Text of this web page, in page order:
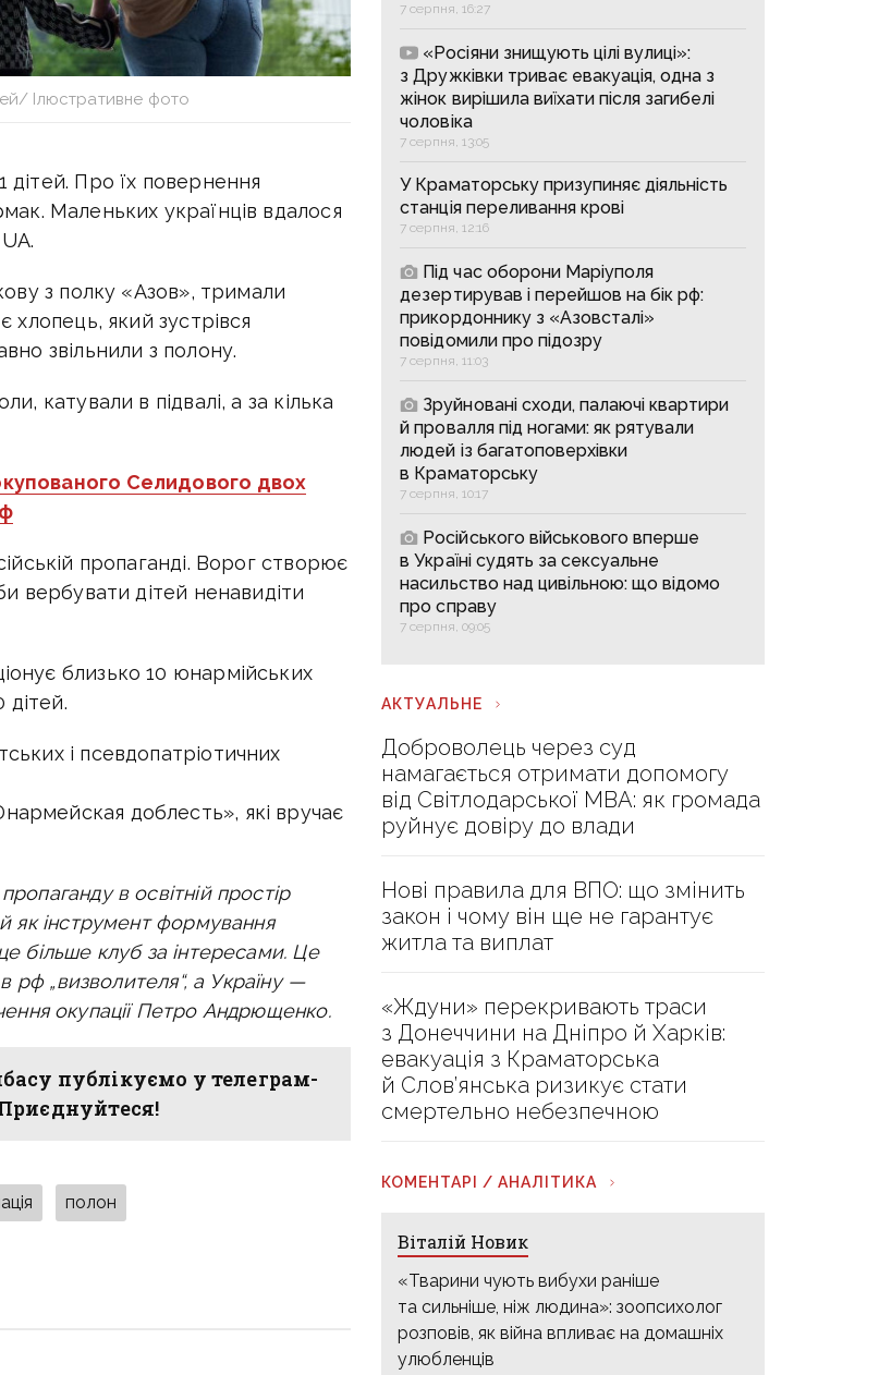
Ілюстративне фото
дітей. Про їх повернення
Маленьких українців вдалося
з полку «Азов», тримали
який зустрівся
звільнили з полону.
катували в підвалі, а за кілька
Селидового двох
пропаганді. Ворог створює
вербувати дітей ненавидіти
близько 10 юнармійських
дітей.
і псевдопатріотичних
доблесть», які вручає
в освітній простір
як інструмент формування
більше клуб за інтересами. Це
рф „визволителя“, а Україну —
окупації Петро Андрющенко.
публікуємо у телеграм-
полон
7 серпня, 16:27
«Росіяни знищують цілі вулиці»:
з Дружківки триває евакуація, одна з
жінок вирішила виїхати після загибелі
чоловіка
7 серпня, 13:05
У Краматорську призупиняє діяльність
станція переливання крові
7 серпня, 12:16
Під час оборони Маріуполя
дезертирував і перейшов на бік рф:
прикордоннику з «Азовсталі»
повідомили про підозру
7 серпня, 11:03
Зруйновані сходи, палаючі квартири
й провалля під ногами: як рятували
людей із багатоповерхівки
в Краматорську
7 серпня, 10:17
Російського військового вперше
в Україні судять за сексуальне
насильство над цивільною: що відомо
про справу
7 серпня, 09:05
АКТУАЛЬНЕ
Доброволець через суд
намагається отримати допомогу
від Світлодарської МВА: як громада
руйнує довіру до влади
Нові правила для ВПО: що змінить
закон і чому він ще не гарантує
житла та виплат
«Ждуни» перекривають траси
з Донеччини на Дніпро й Харків:
евакуація з Краматорська
й Слов’янська ризикує стати
смертельно небезпечною
КОМЕНТАРІ / АНАЛІТИКА
Віталій Новик
«Тварини чують вибухи раніше
та сильніше, ніж людина»: зоопсихолог
розповів, як війна впливає на домашніх
улюбленців